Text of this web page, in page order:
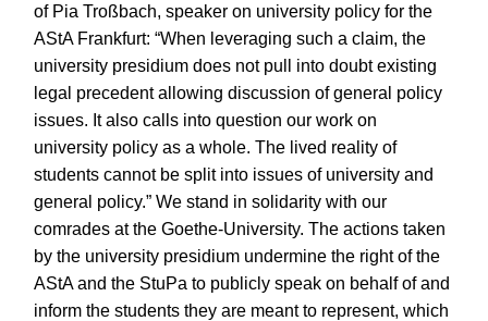
of Pia Troßbach, speaker on university policy for the
AStA Frankfurt: “When leveraging such a claim, the
university presidium does not pull into doubt existing
legal precedent allowing discussion of general policy
issues. It also calls into question our work on
university policy as a whole. The lived reality of
students cannot be split into issues of university and
general policy.” We stand in solidarity with our
comrades at the Goethe-University. The actions taken
by the university presidium undermine the right of the
AStA and the StuPa to publicly speak on behalf of and
inform the students they are meant to represent, which